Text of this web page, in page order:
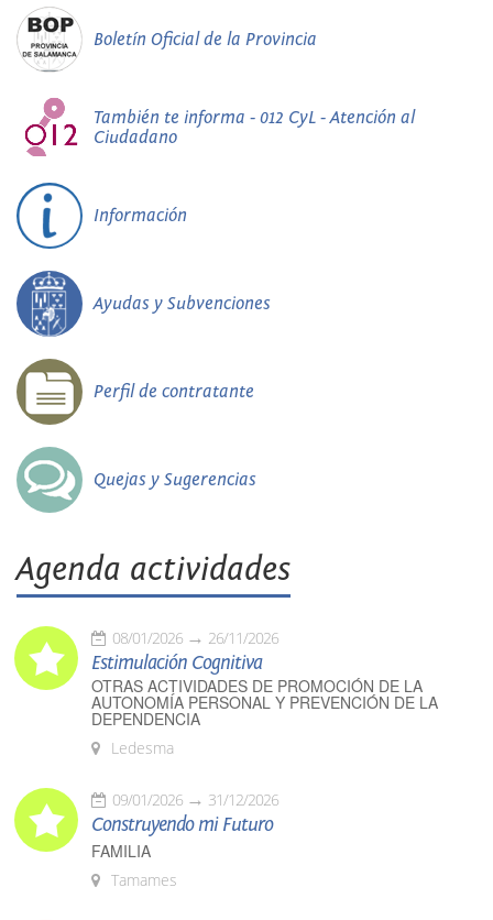
Boletín Oficial de la Provincia
También te informa - 012 CyL - Atención al
Ciudadano
Información
Ayudas y Subvenciones
Perfil de contratante
Quejas y Sugerencias
Agenda actividades
08/01/2026 26/11/2026
Estimulación Cognitiva
OTRAS ACTIVIDADES DE PROMOCIÓN DE LA
AUTONOMÍA PERSONAL Y PREVENCIÓN DE LA
DEPENDENCIA
Ledesma
09/01/2026 31/12/2026
Construyendo mi Futuro
FAMILIA
Tamames